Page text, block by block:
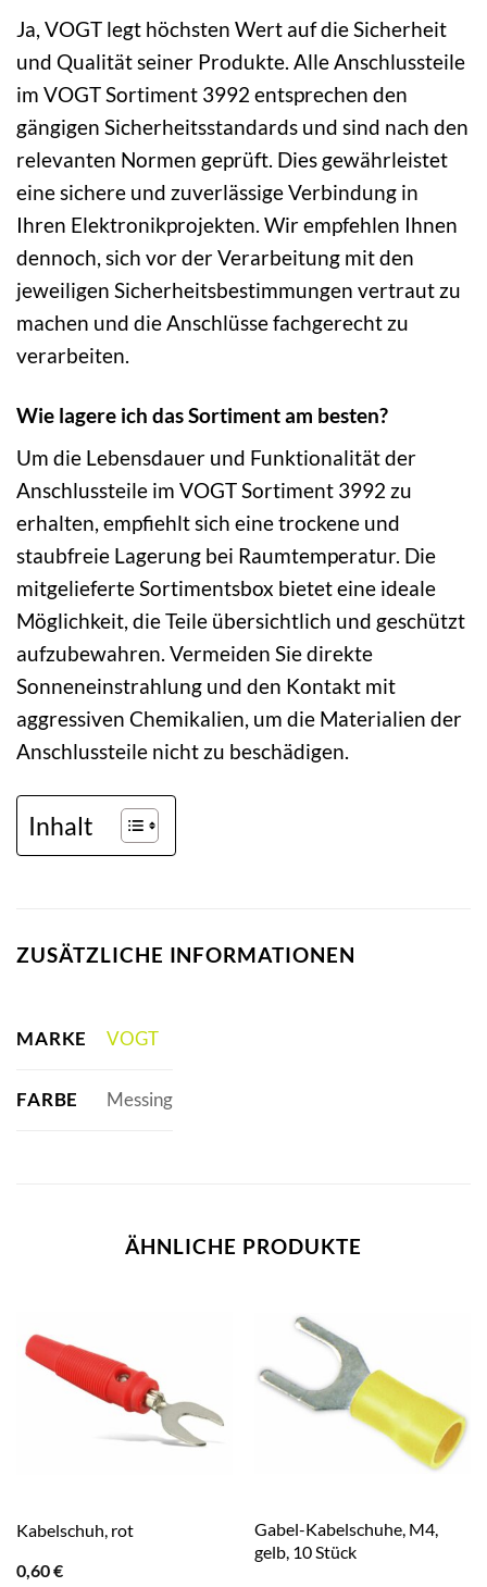
Ja, VOGT legt höchsten Wert auf die Sicherheit
und Qualität seiner Produkte. Alle Anschlussteile
im VOGT Sortiment 3992 entsprechen den
gängigen Sicherheitsstandards und sind nach den
relevanten Normen geprüft. Dies gewährleistet
eine sichere und zuverlässige Verbindung in
Ihren Elektronikprojekten. Wir empfehlen Ihnen
dennoch, sich vor der Verarbeitung mit den
jeweiligen Sicherheitsbestimmungen vertraut zu
machen und die Anschlüsse fachgerecht zu
verarbeiten.
Wie lagere ich das Sortiment am besten?
Um die Lebensdauer und Funktionalität der
Anschlussteile im VOGT Sortiment 3992 zu
erhalten, empfiehlt sich eine trockene und
staubfreie Lagerung bei Raumtemperatur. Die
mitgelieferte Sortimentsbox bietet eine ideale
Möglichkeit, die Teile übersichtlich und geschützt
aufzubewahren. Vermeiden Sie direkte
Sonneneinstrahlung und den Kontakt mit
aggressiven Chemikalien, um die Materialien der
Anschlussteile nicht zu beschädigen.
Inhalt
ZUSÄTZLICHE INFORMATIONEN
MARKE VOGT
FARBE Messing
ÄHNLICHE PRODUKTE
Kabelschuh, rot
0,60€
Gabel-Kabelschuhe, M4,
gelb, 10 Stück